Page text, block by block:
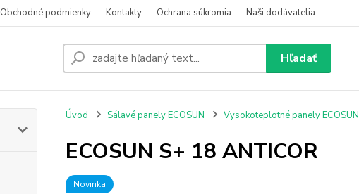
Obchodné podmienky Kontakty Ochrana súkromia Naši dodávatelia
Hľadať
Úvod Sálavé panely ECOSUN Vysokoteplotné panely ECOSUN
ECOSUN S+ 18 ANTICOR
Novinka